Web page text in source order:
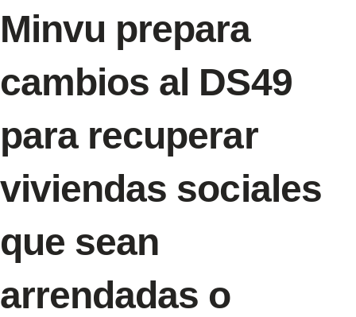
Minvu prepara
cambios al DS49
para recuperar
viviendas sociales
que sean
arrendadas o